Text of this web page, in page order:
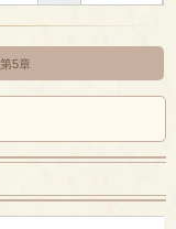
第5章